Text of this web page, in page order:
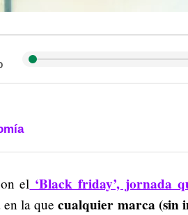
el ‘Black friday’, jornada
en la quecualquier marca (sin